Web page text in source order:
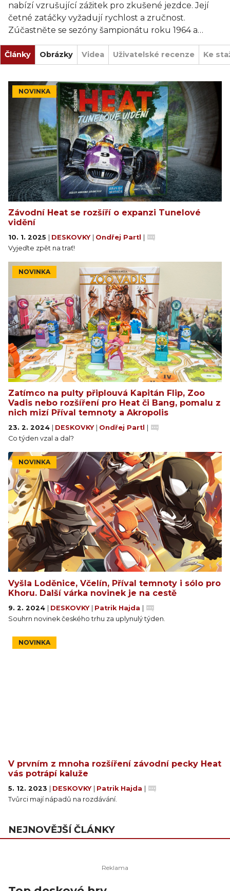
nabízí vzrušující zážitek pro zkušené jezdce. Její
četné zatáčky vyžadují rychlost a zručnost.
Zúčastněte se sezóny šampionátu roku 1964 a
objevte nové karty vylepšení, které vám pomohou
ochladit vaše auto a překonat nebezpečí těchto
nových tratí. Toto rozšíření obsahuje rovněž
všechny komponenty pro dalšího hráče, který se
může připojit k vašim závodům.
Články Obrázky Videa Uživatelské recenze Ke
NOVINKA
Závodní Heat se rozšíří o expanzi Tunelové
vidění
10. 1. 2025 DESKOVKY Ondřej Partl
Vyjeďte zpět na trať!
NOVINKA
Zatímco na pulty připlouvá Kapitán Flip, Zoo
Vadis nebo rozšíření pro Heat či Bang, pomalu z
nich mizí Příval temnoty a Akropolis
23. 2. 2024 DESKOVKY Ondřej Partl
Co týden vzal a dal?
NOVINKA
Vyšla Loděnice, Včelín, Příval temnoty i sólo pro
Khoru. Další várka novinek je na cestě
9. 2. 2024 DESKOVKY Patrik Hajda
Souhrn novinek českého trhu za uplynulý týden.
NOVINKA
V prvním z mnoha rozšíření závodní pecky Heat
vás potrápí kaluže
5. 12. 2023 DESKOVKY Patrik Hajda
Tvůrci mají nápadů na rozdávání.
NEJNOVĚJŠÍ ČLÁNKY